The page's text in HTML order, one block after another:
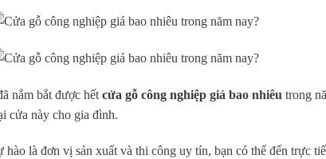
nắm bắt được hết cửa gỗ công nghiệpgiá bao nhiêu trong
cửa này cho gia đình.
là đơn vị sản xuất và thi công uy tín, bạn có thể đến trực